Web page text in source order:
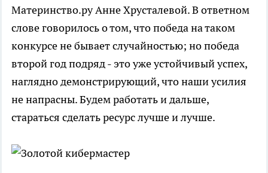
Материнство.ру Анне Хрусталевой. В ответном
слове говорилось о том, что победа на таком
конкурсе не бывает случайностью; но победа
второй год подряд - это уже устойчивый успех,
наглядно демонстрирующий, что наши усилия
не напрасны. Будем работать и дальше,
стараться сделать ресурс лучше и лучше.